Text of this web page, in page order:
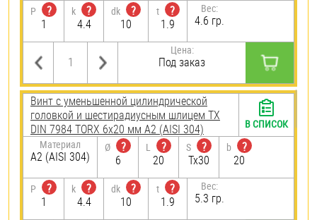
P
?
1
k
?
4.4
dk
?
10
t
?
1.9
Вес:
4.6 гр.
Цена:
Под заказ
Винт с уменьшенной цилиндрической
головкой и шестирадиусным шлицем TX
DIN 7984 TORX 6х20 мм А2 (AISI 304)
Материал
А2 (AISI 304)
Ø
?
6
L
?
20
S
?
Tx30
b
?
20
P
?
1
k
?
4.4
dk
?
10
t
?
1.9
Вес:
5.3 гр.
В СПИСОК